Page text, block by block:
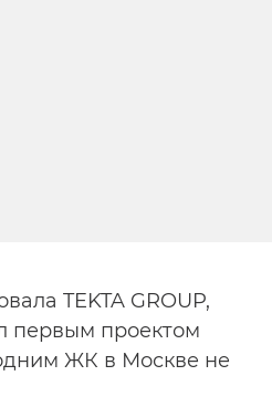
TEKTA GROUP,
первым проектом
ЖК в Москве не